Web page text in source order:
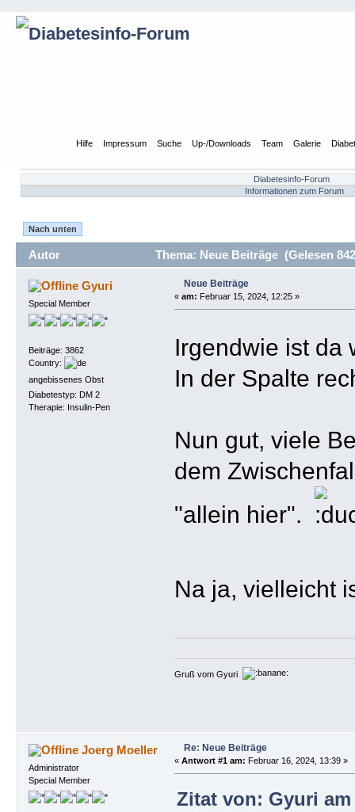
Hilfe Impressum Suche Up-/Downloads Team Galerie
Diabetesinfo-Forum
Informationen zum Forum
Nach unten
Autor Thema: Neue Beiträge (Gelesen
Gyuri
Special Member
Beiträge: 3862
Country:
angebissenes Obst
Diabetestyp: DM 2
Therapie: Insulin-Pen
Neue Beiträge
« am: Februar 15, 2024, 12:25 »
Irgendwie ist
In der Spalte
Nun gut, viele
dem
"allein hier".
Na ja, vielleicht
Gruß vom Gyuri
Joerg Moeller
Administrator
Special Member
Re: Neue Beiträge
« Antwort #1 am: Februar 16, 2024, 13:39 »
Zitat von: Gyuri am